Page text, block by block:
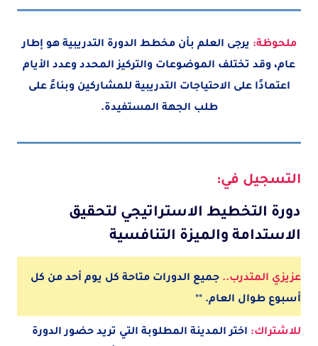
ملحوظة: يرجى العلم بأن مخطط الدورة التدريبية هو إطار
عام، وقد تختلف الموضوعات والتركيز المحدد وعدد الأيام
اعتمادًا على الاحتياجات التدريبية للمشاركين وبناءً على
طلب الجهة المستفيدة.
التسجيل في:
دورة التخطيط الاستراتيجي لتحقيق
الاستدامة والميزة التنافسية
عزيزي المتدرب.. جميع الدورات متاحة كل يوم أحد من كل
أسبوع طوال العام. **
للاشتراك: اختر المدينة المطلوبة التي تريد حضور الدورة